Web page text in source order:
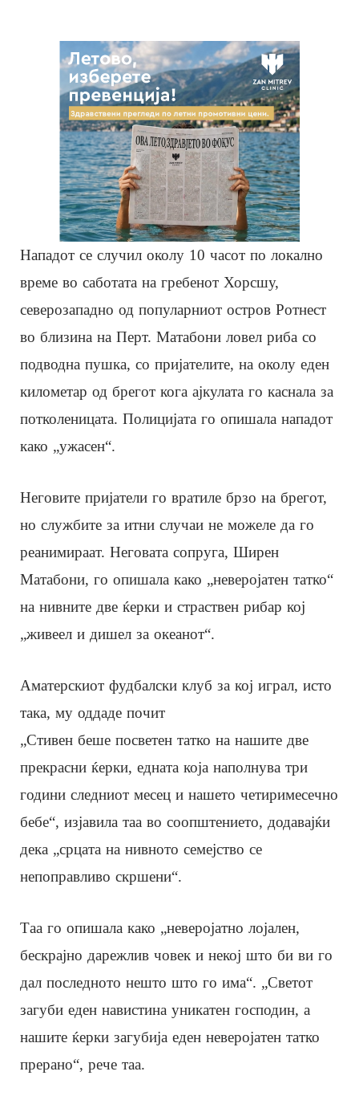
Нападот се случил околу 10 часот по локално
време во саботата на гребенот Хорсшу,
северозападно од популарниот остров Ротнест
во близина на Перт. Матабони ловел риба со
подводна пушка, со пријателите, на околу еден
километар од брегот кога ајкулата го каснала за
потколеницата. Полицијата го опишала нападот
како „ужасен“.
Неговите пријатели го вратиле брзо на брегот,
но службите за итни случаи не можеле да го
реанимираат. Неговата сопруга, Ширен
Матабони, го опишала како „неверојатен татко“
на нивните две ќерки и страствен рибар кој
„живеел и дишел за океанот“.
Аматерскиот фудбалски клуб за кој играл, исто
така, му оддаде почит
„Стивен беше посветен татко на нашите две
прекрасни ќерки, едната која наполнува три
години следниот месец и нашето четиримесечно
бебе“, изјавила таа во соопштението, додавајќи
дека „срцата на нивното семејство се
непоправливо скршени“.
Таа го опишала како „неверојатно лојален,
бескрајно дарежлив човек и некој што би ви го
дал последното нешто што го има“. „Светот
загуби еден навистина уникатен господин, а
нашите ќерки загубија еден неверојатен татко
прерано“, рече таа.